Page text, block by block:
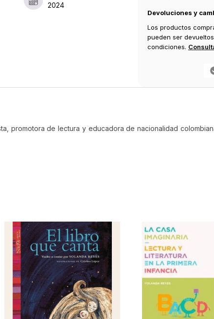
2024
Devoluciones y
Los productos
pueden ser
condiciones.
promotora de lectura y educadora de nacionalidad